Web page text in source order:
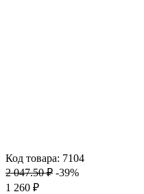
Код товара: 7104
2 047.50 ₽ -39%
1 260 ₽